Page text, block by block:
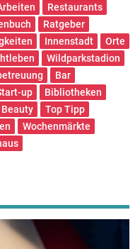
Restaurants
Ratgeber
Innenstadt
Orte
Wildparkstadion
Bar
up
Bibliotheken
Beauty
Top Tipp
Wochenmärkte